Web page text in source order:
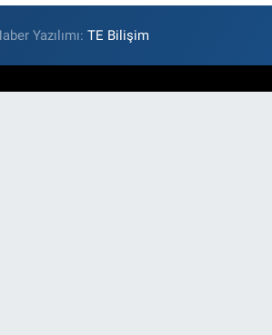
Yazılımı:TE Bilişim